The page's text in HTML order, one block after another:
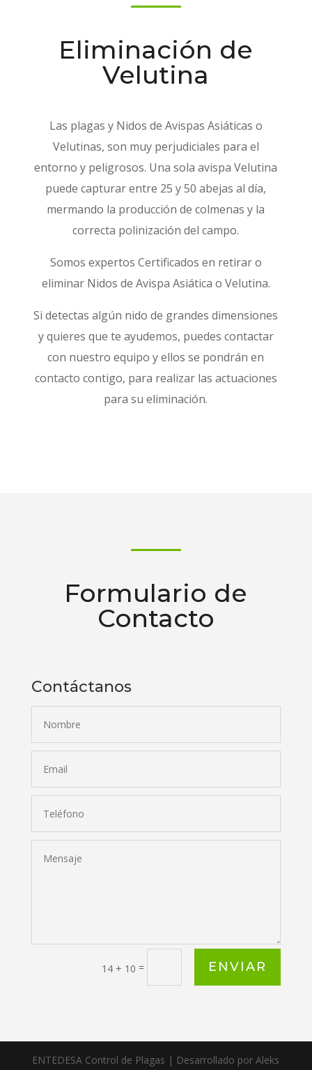
Eliminación de
Velutina
Las plagas y Nidos de Avispas Asiáticas o
Velutinas, son muy perjudiciales para el
entorno y peligrosos. Una sola avispa Velutina
puede capturar entre 25 y 50 abejas al día,
mermando la producción de colmenas y la
correcta polinización del campo.
Somos expertos Certificados en retirar o
eliminar Nidos de Avispa Asiática o Velutina.
Si detectas algún nido de grandes dimensiones
y quieres que te ayudemos, puedes contactar
con nuestro equipo y ellos se pondrán en
contacto contigo, para realizar las actuaciones
para su eliminación.
Formulario de
Contacto
Contáctanos
14 + 10 = ENVIAR
ENTEDESA Control de Plagas | Desarrollado por Aleks